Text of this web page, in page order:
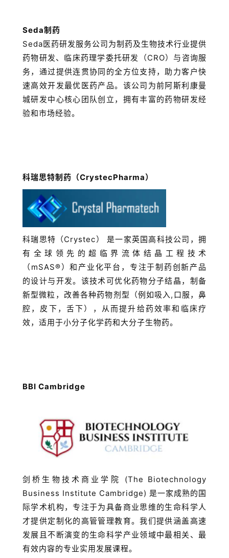
Seda制药
Seda医药研发服务公司为制药及生物技术行业提供
药物研发、临床药理学委托研发（CRO）与咨询服
务，通过提供连贯协同的全方位支持，助力客户快
速高效开发最优医药产品。该公司为前阿斯利康曼
城研发中心核心团队创立，拥有丰富的药物研发经
验和市场经验。
科瑞思特制药（CrystecPharma）
科瑞思特（Crystec） 是一家英国高科技公司，拥
有全球领先的超临界流体结晶工程技术
（mSAS®）和产业化平台，专注于制药创新产品
的设计与开发。该技术可优化药物分子结晶，制备
新型微粒，改善各种药物剂型（例如吸入,口服，鼻
腔，皮下，舌下），从而提升给药效率和临床疗
效，适用于小分子化学药和大分子生物药。
BBI Cambridge
剑桥生物技术商业学院 (The Biotechnology
Business Institute Cambridge) 是一家成熟的国
际学术机构，专注于为具备商业思维的生命科学人
才提供定制化的高管管理教育。我们提供涵盖高速
发展且不断演变的生命科学产业领域中最相关、最
有效内容的专业实用发展课程。